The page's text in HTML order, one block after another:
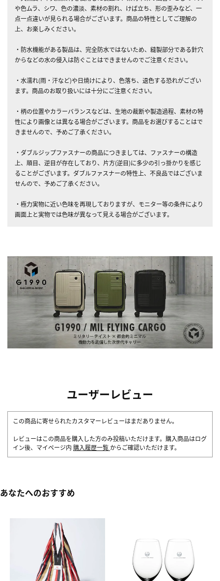
や色ムラ、シワ、色の濃淡、素材の割れ、けば立ち、形の歪みなど、一
点一点違いが見られる場合がございます。商品の特性としてご理解の
上、お楽しみください。
・防水機能がある製品は、完全防水ではないため、縫製部分である針穴
からなどの水の侵入は防ぐことはできませんのでご注意ください。
・水濡れ(雨・汗など)や日焼けにより、色落ち、退色する恐れがござい
ます。商品のお取り扱いには十分にご注意ください。
・柄の位置やカラーバランスなどは、生地の裁断や製造過程、素材の特
性により画像とは異なる場合がございます。商品をお選びすることはで
きませんので、予めご了承ください。
・ダブルジップファスナーの商品につきましては、ファスナーの構造
上、順目、逆目が存在しており、片方(逆目)に多少の引っ掛かりを感じ
ることがございます。ダブルファスナーの特性上、不良品ではございま
せんので、予めご了承ください。
・極力実物に近い色味を再現しておりますが、モニター等の条件により
画面上と実物では色味が異なって見える場合がございます。
ユーザーレビュー
この商品に寄せられたカスタマーレビューはまだありません。
レビューはこの商品を購入した方のみ投稿いただけます。購入商品はログ
イン後、マイページ内 購入履歴一覧 からご確認いただけます。
あなたへのおすすめ